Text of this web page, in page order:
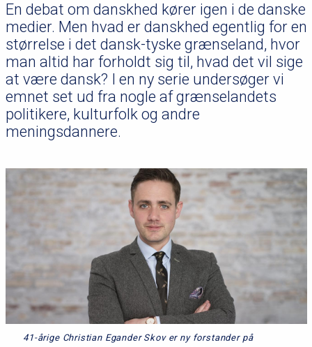
En debat om danskhed kører igen i de danske
medier. Men hvad er danskhed egentlig for en
størrelse i det dansk-tyske grænseland, hvor
man altid har forholdt sig til, hvad det vil sige
at være dansk? I en ny serie undersøger vi
emnet set ud fra nogle af grænselandets
politikere, kulturfolk og andre
meningsdannere.
41-årige Christian Egander Skov er ny forstander på